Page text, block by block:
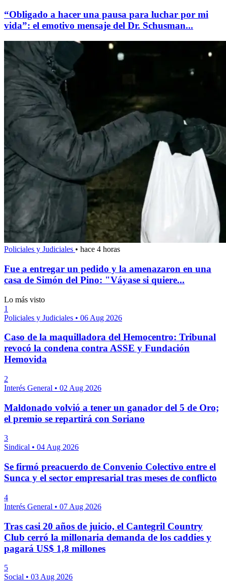
“Obligado a hacer una pausa para luchar por mi
vida”: el emotivo mensaje del Dr. Schusman...
Policiales y Judiciales • hace 4 horas
Fue a entregar un pedido y la amenazaron en una
casa de Simón del Pino: "Váyase si quiere...
Lo más visto
1
Policiales y Judiciales • 06 Aug 2026
Caso de la maquilladora del Hemocentro: Tribunal
revocó la condena contra ASSE y Fundación
Hemovida
2
Interés General • 02 Aug 2026
Maldonado volvió a tener un ganador del 5 de Oro;
el premio se repartirá con Soriano
3
Sindical • 04 Aug 2026
Se firmó preacuerdo de Convenio Colectivo entre el
Sunca y el sector empresarial tras meses de conflicto
4
Interés General • 07 Aug 2026
Tras casi 20 años de juicio, el Cantegril Country
Club cerró la millonaria demanda de los caddies y
pagará US$ 1,8 millones
5
Social • 03 Aug 2026